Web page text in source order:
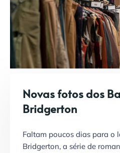
Novas fotos dos
Bridgerton
Faltam poucos dias para o
Bridgerton, a série de